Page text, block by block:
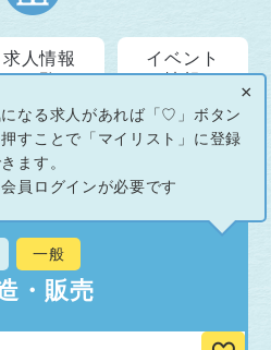
求人情報
一覧
イベント
情報
スリーガレット
一般
・販売
×
なる求人があれば「♡」ボタン
すことで「マイリスト」に登録
ます。
員ログインが必要です